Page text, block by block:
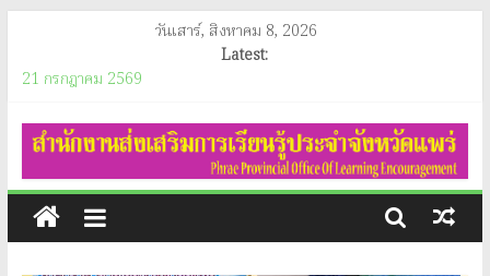
content
วันเสาร์, สิงหาคม 8, 2026
Latest:
21 กรกฎาคม 2569
อินโฟกราฟิกประชาสัมพันธ์ของสำนักงานคณะกรรมการคุ้มครองผู้บริโภค
(ประจำเดือนสิงหาคม 2569)
ประกาศสำนักงานส่งเสริมการเรียนรู้ประจำจังหวัดแพร่ เรื่อง ประกาศผู้
ชนะการจัดซื้อจัดจ้างหรือผู้ที่ได้รับการคัดเลือกและสารสำคัญของสัญญา
หรือข้อตกลงเป็นหนังสือประจำไตรมาสที่ 3 (เดื่อน เมษายน ถึง เดือน
มิถุนายน 2569)
สำนักงาน
ส่ง